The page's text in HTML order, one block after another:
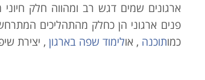
ארגונים שמים דגש רב ומהווה חלק
פנים ארגוני הן כחלק מהתהליכים
כמותוכנה , אולימוד שפה בארגון , יצירת
תכניות וטכניקות עבודה חדשות